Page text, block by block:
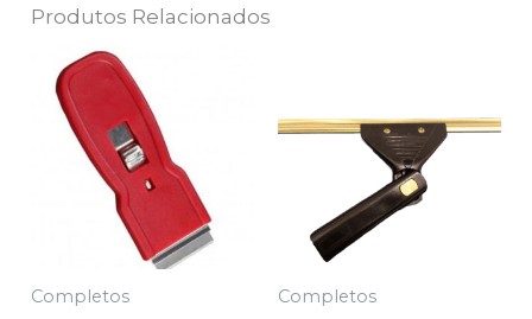
Produtos Relacionados
Completos Completos